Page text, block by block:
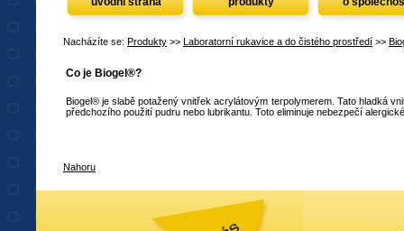
Nacházíte se: Produkty >> Laboratorní rukavice a do čistého prostředí >>
Co je Biogel®?
Biogel® je slabě potažený vnitřek acrylátovým terpolymerem. Tato hladká
předchozího použití pudru nebo lubrikantu. Toto eliminuje nebezpečí
Nahoru